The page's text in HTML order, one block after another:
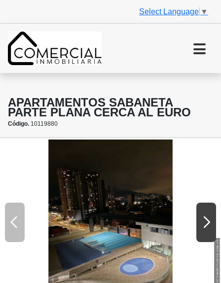
Select Language ▼
APARTAMENTOS SABANETA
PARTE PLANA CERCA AL EURO
Código. 10119880